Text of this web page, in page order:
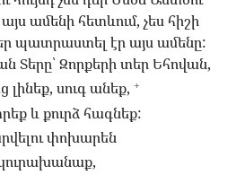
ամենի հետևում, չես հիշի
պատրաստել էր այս ամենը:
Տերը՝ Զորքերի տեր Եհովան,
լինեք, սուգ անեք, +
և քուրձ հագնեք:
փոխարեն